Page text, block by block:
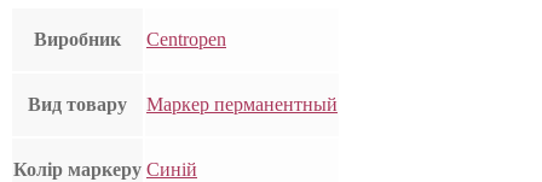
Виробник Centropen
Вид товару Маркер перманентный
Колір маркеру Синій